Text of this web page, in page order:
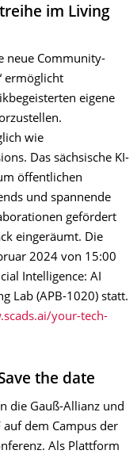
im Living
neue Community-
ermöglicht
eigene
wie
Das sächsische KI-
öffentlichen
und spannende
gefördert
eingeräumt. Die
2024 von 15:00
Intelligence: AI
Lab (APB-1020) statt.
your-tech-
the date
die Gauß-Allianz und
dem Campus der
Als Plattform